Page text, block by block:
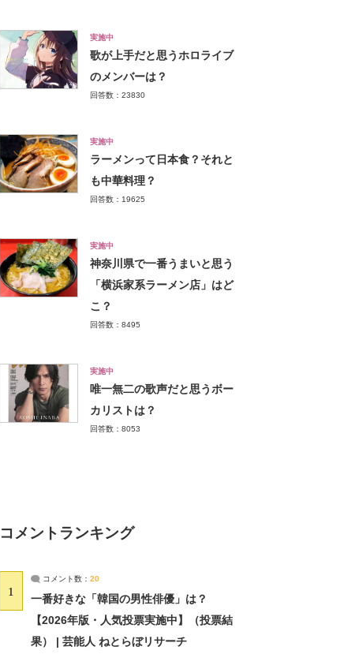
実施中
歌が上手だと思うホロライブ
のメンバーは？
回答数：23830
実施中
ラーメンって日本食？それと
も中華料理？
回答数：19625
実施中
神奈川県で一番うまいと思う
「横浜家系ラーメン店」はど
こ？
回答数：8495
実施中
唯一無二の歌声だと思うボー
カリストは？
回答数：8053
コメントランキング
1
コメント数： 20
一番好きな「韓国の男性俳優」は？
【2026年版・人気投票実施中】（投票結
果） | 芸能人 ねとらぼリサーチ